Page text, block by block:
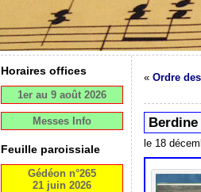
Horaires offices
1er au 9 août 2026
Messes Info
Feuille paroissiale
Gédéon n°265
21 juin 2026
« Ordre
le 18